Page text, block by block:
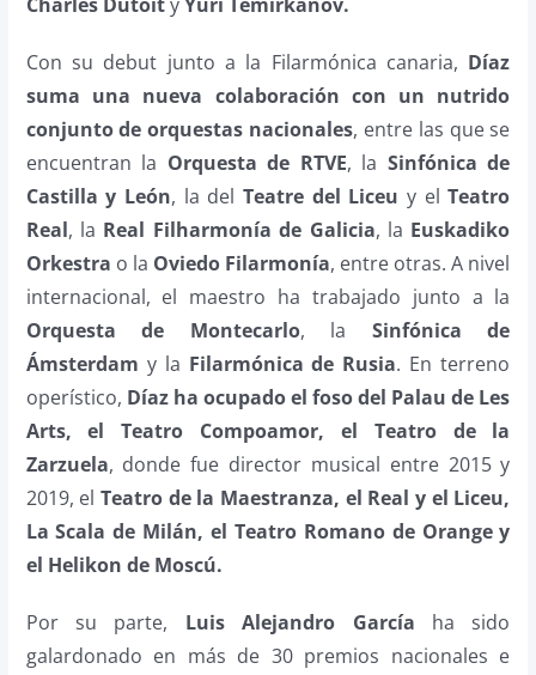
Con su debut junto a la Filarmónica canaria, Díaz
suma una nueva colaboración con un nutrido
conjunto de orquestas nacionales, entre las que se
encuentran la Orquesta de RTVE, la Sinfónica de
Castilla y León, la del Teatre del Liceu y elTeatro
Real, la Real Filharmonía de Galicia, la Euskadiko
Orkestra o la Oviedo Filarmonía, entre otras. A nivel
internacional, el maestro ha trabajado junto a la
Orquesta de Montecarlo, la Sinfónica de
Ámsterdam y la Filarmónica de Rusia. En terreno
operístico, Díaz ha ocupado el foso del Palau de Les
Arts, el Teatro Compoamor, el Teatro de la
Zarzuela, donde fue director musical entre 2015 y
2019, el Teatro de la Maestranza, el Real y el Liceu,
La Scala de Milán, el Teatro Romano de Orange y
el Helikon de Moscú.
Por su parte, Luis Alejandro García ha sido
galardonado en más de 30 premios nacionales e